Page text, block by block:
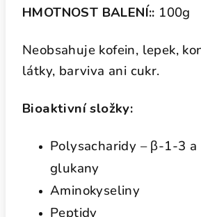
HMOTNOST BALENÍ:: 100g
Neobsahuje kofein, lepek,
látky, barviva ani cukr.
Bioaktivní složky:
Polysacharidy – β-1-3
glukany
Aminokyseliny
Peptidy